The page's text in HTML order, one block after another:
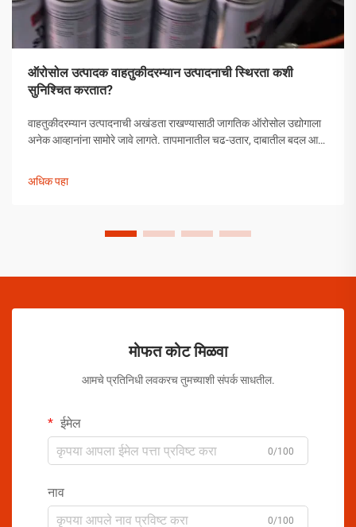
ऑरोसोल उत्पादक वाहतुकीदरम्यान उत्पादनाची स्थिरता कशी
सुनिश्चित करतात?
वाहतुकीदरम्यान उत्पादनाची अखंडता राखण्यासाठी जागतिक ऑरोसोल उद्योगाला
अनेक आव्हानांना सामोरे जावे लागते. तापमानातील चढ-उतार, दाबातील बदल आणि
उपाययोजना राबविल्या पाहिजेत.
अधिक पहा
मोफत कोट मिळवा
आमचे प्रतिनिधी लवकरच तुमच्याशी संपर्क साधतील.
ईमेल
0/100
नाव
0/100